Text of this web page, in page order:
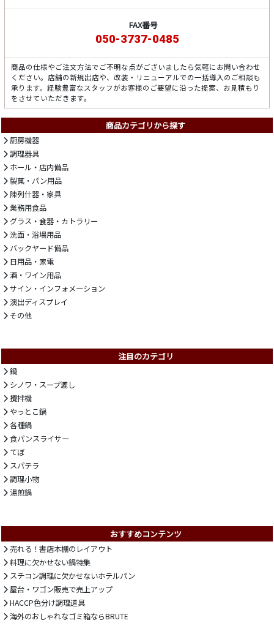
FAX番号
050-3737-0485
商品の仕様やご注文方法でご不明な点がございましたら気軽にお問い合わせ
ください。店舗の新規出店や、改装・リニューアルでの一括導入のご相談も
承ります。経験豊富なスタッフがお客様のご要望に沿った提案、お見積もり
をさせていただきます。
商品カテゴリから探す
厨房機器
調理器具
ホール・店内備品
製菓・パン用品
陳列什器・家具
業務用食品
グラス・食器・カトラリー
洗面・浴場用品
バックヤード備品
日用品・家電
酒・ワイン用品
サイン・インフォメーション
演出ディスプレイ
その他
注目のカテゴリ
鍋
シノワ・スープ漉し
攪拌機
やっとこ鍋
各種鍋
食パンスライサー
てぼ
スパテラ
調理小物
湯煎鍋
おすすめコンテンツ
売れる！書店本棚のレイアウト
料理に欠かせない鍋特集
スチコン調理に欠かせないホテルパン
屋台・ワゴン販売で売上アップ
HACCP色分け調理道具
海外のおしゃれなゴミ箱ならBRUTE